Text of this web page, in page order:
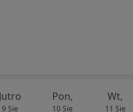
Jutro
9 Sie
Pon,
10 Sie
Wt,
11 Sie